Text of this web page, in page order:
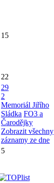
15
22
29
2
Memoriál Jiřího
Sládka FO3 a
Čarodějky
Zobrazit všechny
záznamy ze dne
5